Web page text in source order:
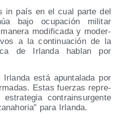
in país en el cual par­te del
bajo ocu­pa­ción mili­tar
modi­fi­ca­da y moder­
a la con­ti­nua­ción de la
de Irlan­da hablan por
está apun­ta­la­da por
Estas fuer­zas repre­
con­tra­in­sur­gen­te
para Irlanda.